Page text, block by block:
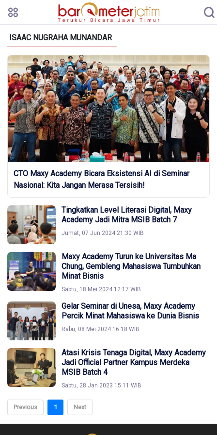
ISAAC NUGRAHA MUNANDAR
CTO Maxy Academy Bicara Eksistensi AI di Seminar
Nasional: Kita Jangan Merasa Tersisih!
Tingkatkan Level Literasi Digital, Maxy
Academy Jadi Mitra MSIB Batch 7
Jumat, 07 Jun 2024 21:30 WIB
Maxy Academy Turun ke Universitas Ma
Chung, Gembleng Mahasiswa Tumbuhkan
Minat Bisnis
Sabtu, 18 Mei 2024 12:17 WIB
Gelar Seminar di Unesa, Maxy Academy
Percik Minat Mahasiswa ke Dunia Bisnis
Rabu, 08 Mei 2024 16:18 WIB
Atasi Krisis Tenaga Digital, Maxy Academy
Jadi Official Partner Kampus Merdeka
MSIB Batch 4
Sabtu, 28 Jan 2023 15:11 WIB
Previous 1 Next